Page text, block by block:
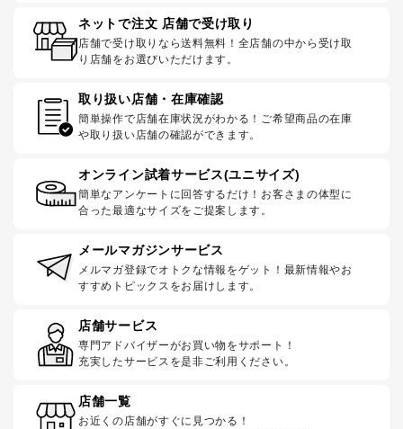
ネットで注文 店舗で受け取り
店舗で受け取りなら送料無料！全店舗の中から受け取
り店舗をお選びいただけます。
取り扱い店舗・在庫確認
簡単操作で店舗在庫状況がわかる！ご希望商品の在庫
や取り扱い店舗の確認ができます。
オンライン試着サービス(ユニサイズ)
簡単なアンケートに回答するだけ！お客さまの体型に
合った最適なサイズをご提案します。
メールマガジンサービス
メルマガ登録でオトクな情報をゲット！最新情報やお
すすめトピックスをお届けします。
店舗サービス
専門アドバイザーがお買い物をサポート！
充実したサービスを是非ご利用ください。
店舗一覧
お近くの店舗がすぐに見つかる！